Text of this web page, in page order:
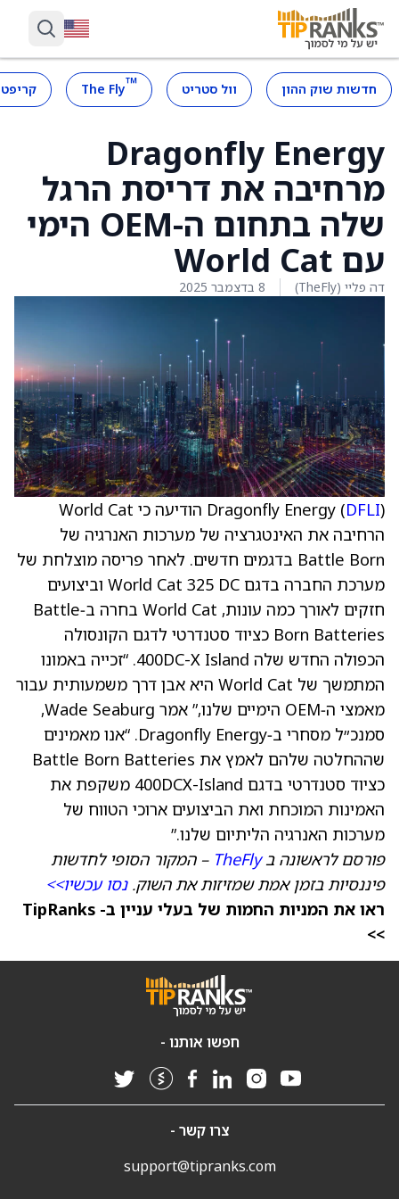
חדשות שוק ההון וול סטריט ™
The Fly
Dragonfly Energy
מרחיבה את דריסת הרגל
שלה בתחום ה-OEM הימי
עם World Cat
דה פליי (TheFly) 8 בדצמבר 2025
Dragonfly Energy (DFLI
) הודיעה כי World Cat
הרחיבה את האינטגרציה של מערכות האנרגיה של
Battle Born בדגמים חדשים. לאחר פריסה מוצלחת של
מערכת החברה בדגם World Cat 325 DC וביצועים
חזקים לאורך כמה עונות, World Cat בחרה ב‑Battle
Born Batteries כציוד סטנדרטי לדגם הקונסולה
הכפולה החדש שלה 400DC-X Island. “זכייה באמונו
המתמשך של World Cat היא אבן דרך משמעותית עבור
מאמצי ה‑OEM הימיים שלנו,” אמר Wade Seaburg,
סמנכ״ל מסחרי ב‑Dragonfly Energy. “אנו מאמינים
שההחלטה שלהם לאמץ את Battle Born Batteries
כציוד סטנדרטי בדגם 400DCX-Island משקפת את
האמינות המוכחת ואת הביצועים ארוכי הטווח של
מערכות האנרגיה הליתיום שלנו.”
פורסם לראשונה בTheFly – המקור הסופי לחדשות
פיננסיות בזמן אמת שמזיזות את השוק.נסו עכשיו>>
ראו את המניות החמות של בעלי עניין ב- TipRanks
>>
חפשו אותנו -
צרו קשר -
support@tipranks.com